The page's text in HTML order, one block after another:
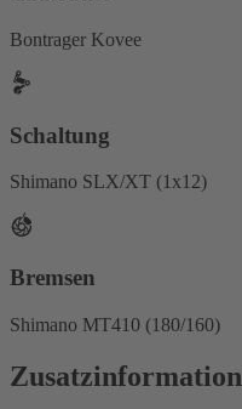
Bontrager Kovee
Schaltung
Shimano SLX/XT (1x12)
Bremsen
Shimano MT410 (180/160)
Zusatzinformation